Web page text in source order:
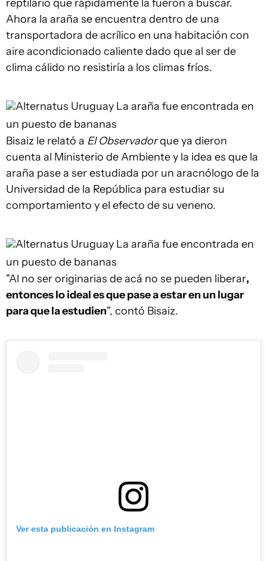
reptilario que rápidamente la fueron a buscar.
Ahora la araña se encuentra dentro de una
transportadora de acrílico en una habitación con
aire acondicionado caliente dado que al ser de
clima cálido no resistiría a los climas fríos.
Alternatus Uruguay La araña fue encontrada en
un puesto de bananas
Bisaiz le relató a El Observadorque ya dieron
cuenta al Ministerio de Ambiente y la idea es que la
araña pase a ser estudiada por un aracnólogo de la
Universidad de la República para estudiar su
comportamiento y el efecto de su veneno.
Alternatus Uruguay La araña fue encontrada en
un puesto de bananas
"Al no ser originarias de acá no se pueden liberar,
entonces lo ideal es que pase a estar en un lugar
para que la estudien", contó Bisaiz.
Ver esta publicación en Instagram